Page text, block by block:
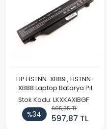
HP HSTNN-XB89 , HSTNN-
XB88 Laptop Batarya Pil
Stok Kodu: LKXKAXIBGF
%34
905,35 TL
597,87 TL